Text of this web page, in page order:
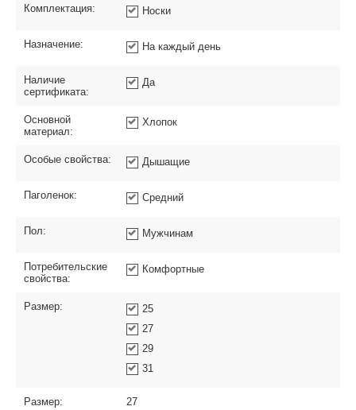
Комплектация: Носки
Назначение: На каждый день
Наличие
сертификата:
Да
Основной
материал:
Хлопок
Особые свойства: Дышащие
Паголенок: Средний
Пол: Мужчинам
Потребительские
свойства:
Комфортные
Размер:
25
27
29
31
Размер: 27